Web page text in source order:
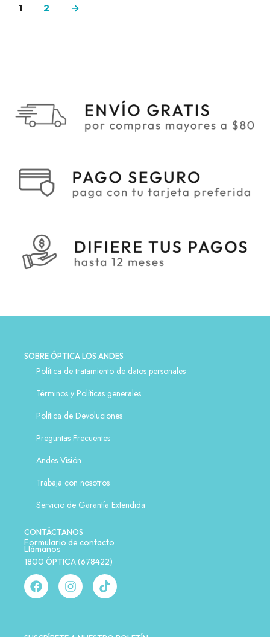
1 2 →
SOBRE ÓPTICA LOS ANDES
Política de tratamiento de datos personales
Términos y Políticas generales
Política de Devoluciones
Preguntas Frecuentes
Andes Visión
Trabaja con nosotros
Servicio de Garantía Extendida
CONTÁCTANOS
Formulario de contacto
Llámanos
1800 ÓPTICA (678422)